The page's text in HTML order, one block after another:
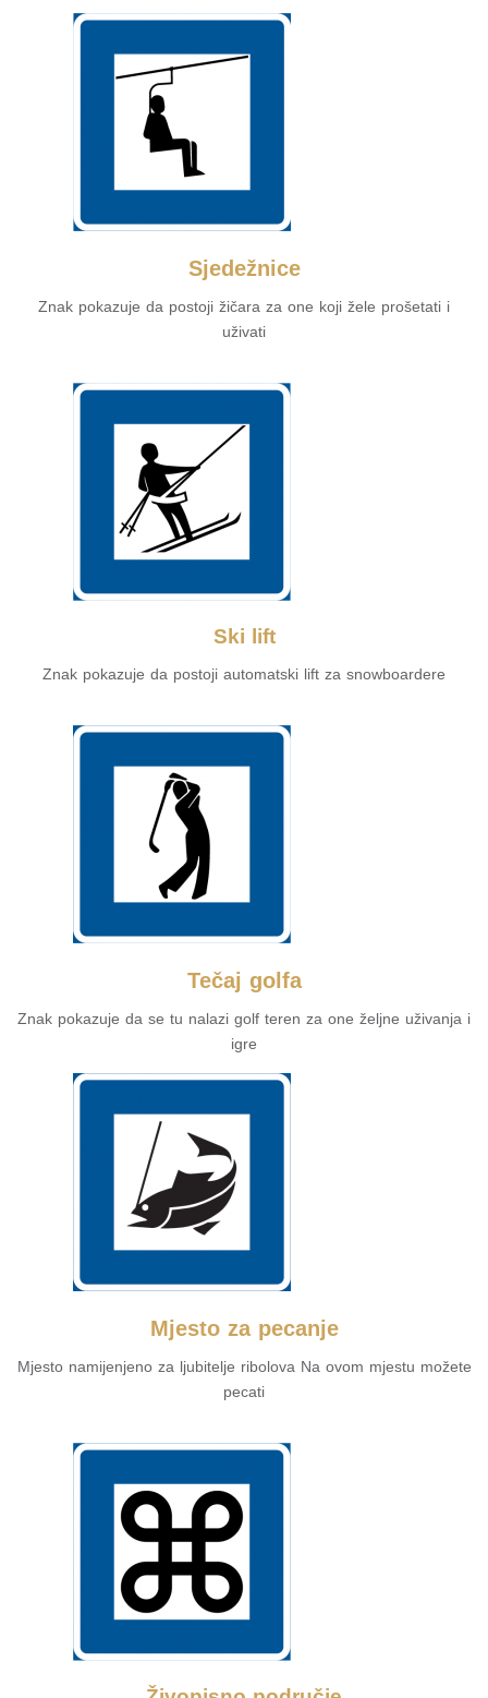
Sjedežnice
Znak pokazuje da postoji žičara za one koji žele prošetati i
uživati
Ski lift
Znak pokazuje da postoji automatski lift za snowboardere
Tečaj golfa
Znak pokazuje da se tu nalazi golf teren za one željne uživanja i
igre
Mjesto za pecanje
Mjesto namijenjeno za ljubitelje ribolova Na ovom mjestu možete
pecati